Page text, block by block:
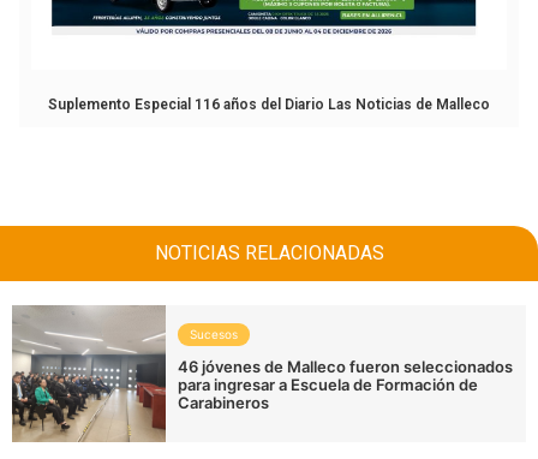
Suplemento Especial 116 años del Diario Las Noticias de Malleco
NOTICIAS RELACIONADAS
Sucesos
46 jóvenes de Malleco fueron seleccionados
para ingresar a Escuela de Formación de
Carabineros